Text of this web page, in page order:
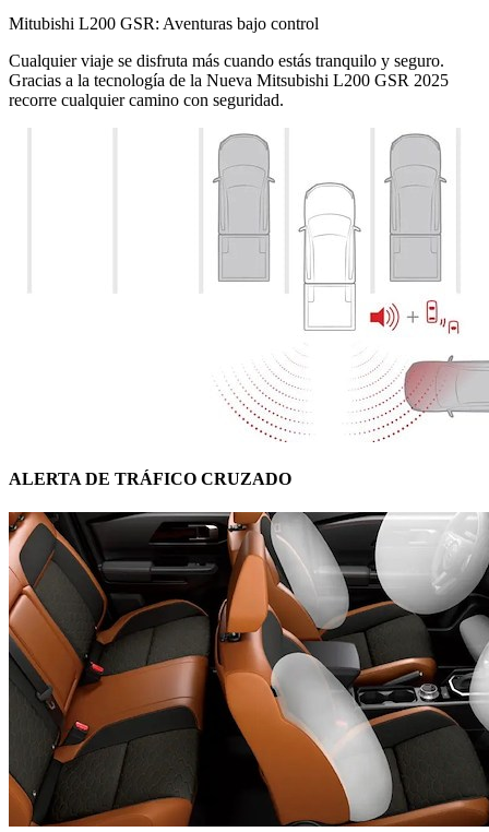
Mitubishi L200 GSR: Aventuras bajo control
Cualquier viaje se disfruta más cuando estás tranquilo y seguro.
Gracias a la tecnología de la Nueva Mitsubishi L200 GSR 2025
recorre cualquier camino con seguridad.
ALERTA DE TRÁFICO CRUZADO